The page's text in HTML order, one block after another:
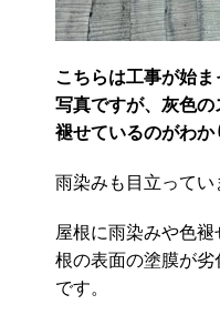
こちらは工事が始
写真ですが、灰色
褪せているのがわか
雨染みも目立ってい
屋根に雨染みや色
根の表面の塗膜が
です。